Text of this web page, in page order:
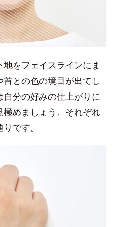
をフェイスラインにま
との色の境目が出てし
自分の好みの仕上がりに
めましょう。それぞれ
です。